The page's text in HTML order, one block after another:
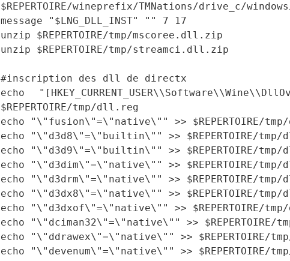
$REPERTOIRE/wineprefix/TMNations/drive_c/
message "$LNG_DLL_INST" "" 7 17
unzip $REPERTOIRE/tmp/mscoree.dll.zip
unzip $REPERTOIRE/tmp/streamci.dll.zip
#inscription des dll de directx
echo
$REPERTOIRE/tmp/dll.reg
echo "\"fusion\"=\"native\"" >> $REPERTOIRE/
echo "\"d3d8\"=\"builtin\"" >> $REPERTOIRE/
echo "\"d3d9\"=\"builtin\"" >> $REPERTOIRE/
echo "\"d3dim\"=\"native\"" >> $REPERTOIRE/
echo "\"d3drm\"=\"native\"" >> $REPERTOIRE/
echo "\"d3dx8\"=\"native\"" >> $REPERTOIRE/
echo "\"d3dxof\"=\"native\"" >> $REPERTOIRE/
echo "\"dciman32\"=\"native\"" >> $REPERTOIRE/
echo "\"ddrawex\"=\"native\"" >> $REPERTOIRE/
echo "\"devenum\"=\"native\"" >> $REPERTOIRE/